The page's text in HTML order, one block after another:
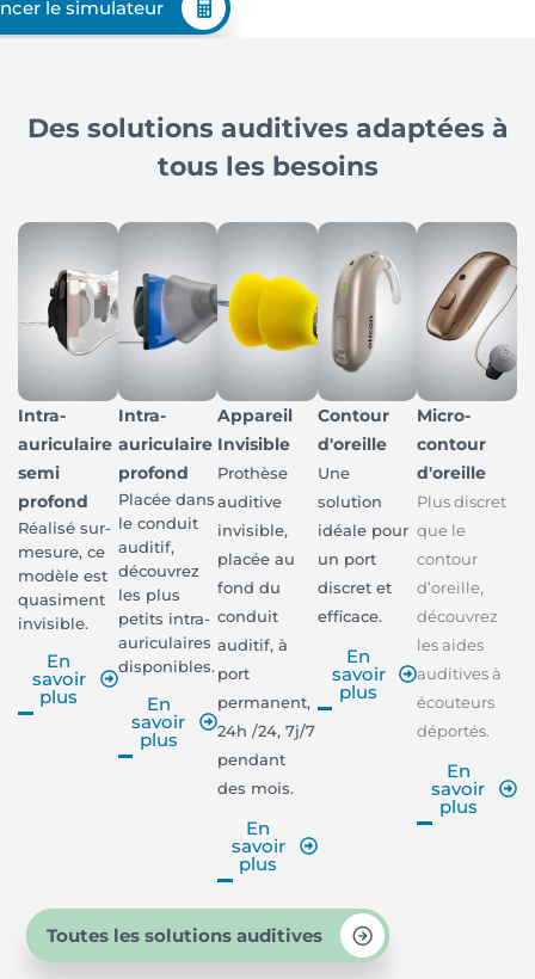
le simulateur
Des solutions auditives adaptées à
tous les besoins
Intra-
auriculaire
semi
profond
Réalisé sur-
mesure, ce
modèle est
quasiment
invisible.
En
savoir
plus
Intra-
auriculaire
profond
Placée dans
le conduit
auditif,
découvrez
les plus
petits intra-
auriculaires
disponibles.
En
savoir
plus
Appareil
Invisible
Prothèse
auditive
invisible,
placée au
fond du
conduit
auditif, à
port
permanent,
24h /24, 7j/7
pendant
des mois.
En
savoir
plus
Contour
d'oreille
Une
solution
idéale pour
un port
discret et
efficace.
En
savoir
plus
Micro-
contour
d'oreille
Plus discret
que le
contour
d’oreille,
découvrez
les aides
auditives à
écouteurs
déportés.
En
savoir
plus
Toutes les solutions auditives